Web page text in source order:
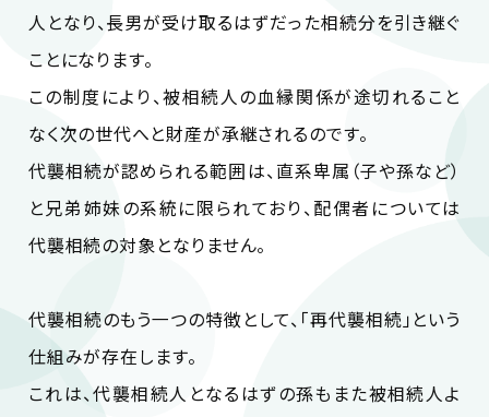
人となり、長男が受け取るはずだった相続分を引き継ぐ
ことになります。
この制度により、被相続人の血縁関係が途切れること
なく次の世代へと財産が承継されるのです。
代襲相続が認められる範囲は、直系卑属（子や孫など）
と兄弟姉妹の系統に限られており、配偶者については
代襲相続の対象となりません。
代襲相続のもう一つの特徴として、「再代襲相続」という
仕組みが存在します。
これは、代襲相続人となるはずの孫もまた被相続人よ